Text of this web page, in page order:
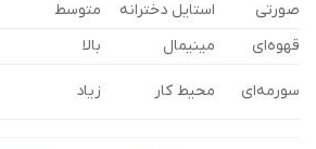
صورتی استایل دخترانه متوسط
قهوه‌ای
مینیمال بالا
سورمه‌ای محیط کار زیاد